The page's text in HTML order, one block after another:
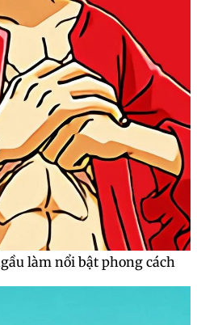
làm nổi bật phong cách